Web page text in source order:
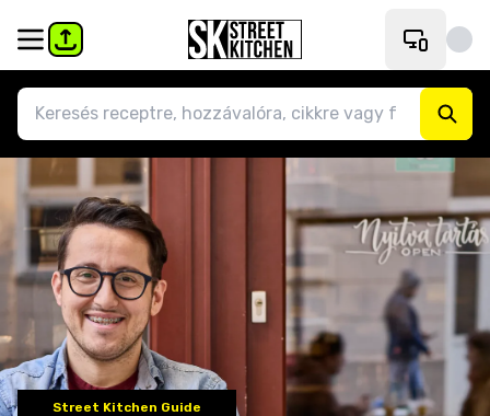
Street Kitchen Guide